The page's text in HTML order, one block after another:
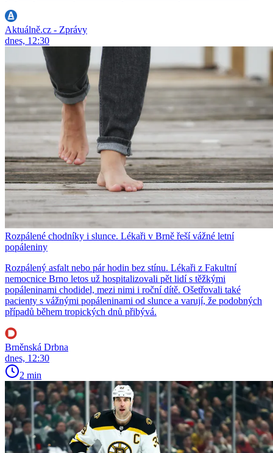
Aktuálně.cz - Zprávy
dnes, 12:30
Rozpálené chodníky i slunce. Lékaři v Brně řeší vážné letní
popáleniny
Rozpálený asfalt nebo pár hodin bez stínu. Lékaři z Fakultní
nemocnice Brno letos už hospitalizovali pět lidí s těžkými
popáleninami chodidel, mezi nimi i roční dítě. Ošetřovali také
pacienty s vážnými popáleninami od slunce a varují, že podobných
případů během tropických dnů přibývá.
Brněnská Drbna
dnes, 12:30
2 min